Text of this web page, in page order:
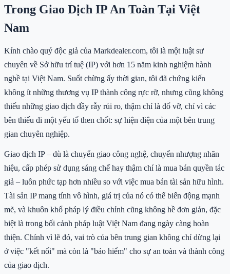
Trong Giao Dịch IP An Toàn Tại Việt
Nam
Kính chào quý độc giả của Markdealer.com, tôi là một luật sư
chuyên về Sở hữu trí tuệ (IP) với hơn 15 năm kinh nghiệm hành
nghề tại Việt Nam. Suốt chừng ấy thời gian, tôi đã chứng kiến
không ít những thương vụ IP thành công rực rỡ, nhưng cũng không
thiếu những giao dịch đầy rẫy rủi ro, thậm chí là đổ vỡ, chỉ vì các
bên thiếu đi một yếu tố then chốt: sự hiện diện của một bên trung
gian chuyên nghiệp.
Giao dịch IP – dù là chuyển giao công nghệ, chuyển nhượng nhãn
hiệu, cấp phép sử dụng sáng chế hay thậm chí là mua bán quyền tác
giả – luôn phức tạp hơn nhiều so với việc mua bán tài sản hữu hình.
Tài sản IP mang tính vô hình, giá trị của nó có thể biến động mạnh
mẽ, và khuôn khổ pháp lý điều chỉnh cũng không hề đơn giản, đặc
biệt là trong bối cảnh pháp luật Việt Nam đang ngày càng hoàn
thiện. Chính vì lẽ đó, vai trò của bên trung gian không chỉ dừng lại
ở việc "kết nối" mà còn là "bảo hiểm" cho sự an toàn và thành công
của giao dịch.